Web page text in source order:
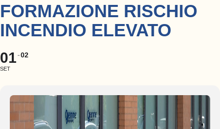
FORMAZIONE RISCHIO
INCENDIO ELEVATO
01
SET
02